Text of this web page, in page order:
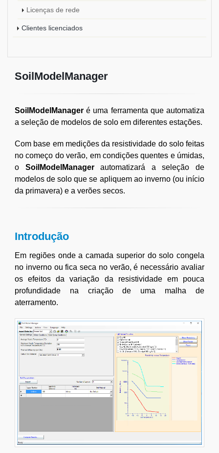
Licenças de rede
Clientes licenciados
SoilModelManager
SoilModelManageré uma ferramenta que automatiza
a seleção de modelos de solo em diferentes estações.
Com base em medições da resistividade do solo feitas
no começo do verão, em condições quentes e úmidas,
o SoilModelManagerautomatizará a seleção de
modelos de solo que se apliquem ao inverno (ou início
da primavera) e a verões secos.
Introdução
Em regiões onde a camada superior do solo congela
no inverno ou fica seca no verão, é necessário avaliar
os efeitos da variação da resistividade em pouca
profundidade na criação de uma malha de
aterramento.